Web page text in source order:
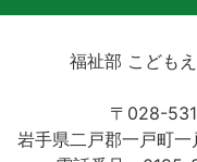
福祉部 こども
〒028-
岩手県二戸郡一戸町